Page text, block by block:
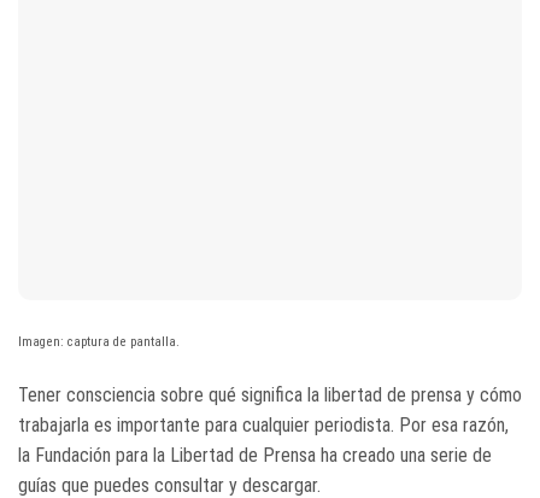
Imagen: captura de pantalla.
Tener consciencia sobre qué significa la libertad de prensa y cómo
trabajarla es importante para cualquier periodista. Por esa razón,
la Fundación para la Libertad de Prensa ha creado una serie de
guías que puedes consultar y descargar.